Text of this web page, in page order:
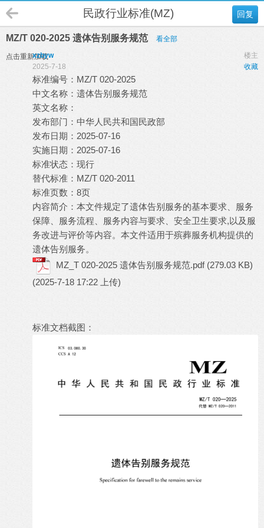
回复
民政行业标准(MZ)
MZ/T 020-2025 遗体告别服务规范 看全部
点击重新加载 楼主
xzbyw
收藏
2025-7-18
标准编号：MZ/T 020-2025
中文名称：遗体告别服务规范
英文名称：
发布部门：中华人民共和国民政部
发布日期：2025-07-16
实施日期：2025-07-16
标准状态：现行
替代标准：MZ/T 020-2011
标准页数：8页
内容简介：本文件规定了遗体告别服务的基本要求、服务
保障、服务流程、服务内容与要求、安全卫生要求,以及服
务改进与评价等内容。本文件适用于殡葬服务机构提供的
遗体告别服务。
MZ_T 020-2025 遗体告别服务规范.pdf (279.03 KB)
(2025-7-18 17:22 上传)
标准文档截图：